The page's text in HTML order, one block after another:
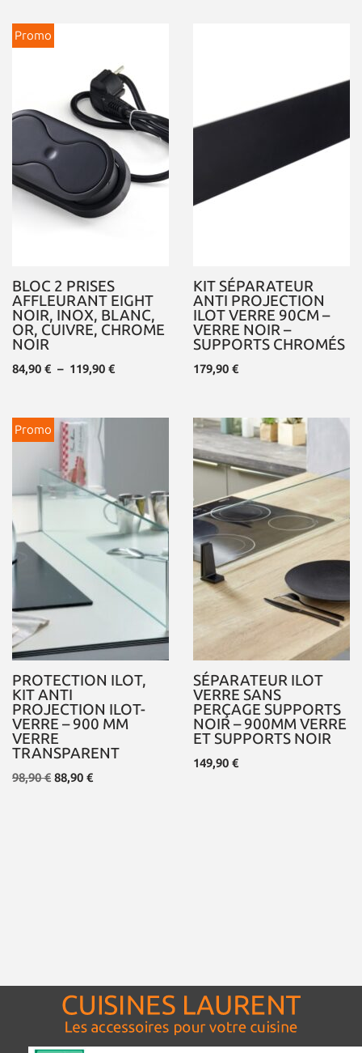
Promo
BLOC 2 PRISES
AFFLEURANT EIGHT
NOIR, INOX, BLANC,
OR, CUIVRE, CHROME
NOIR
84,90 € – 119,90 €
KIT SÉPARATEUR
ANTI PROJECTION
ILOT VERRE 90CM –
VERRE NOIR –
SUPPORTS CHROMÉS
179,90 €
Promo
PROTECTION ILOT,
KIT ANTI
PROJECTION ILOT-
VERRE – 900 MM
VERRE
TRANSPARENT
98,90€ 88,90 €
SÉPARATEUR ILOT
VERRE SANS
PERÇAGE SUPPORTS
NOIR – 900MM VERRE
ET SUPPORTS NOIR
149,90 €